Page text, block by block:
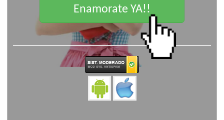
Enamorate YA!!